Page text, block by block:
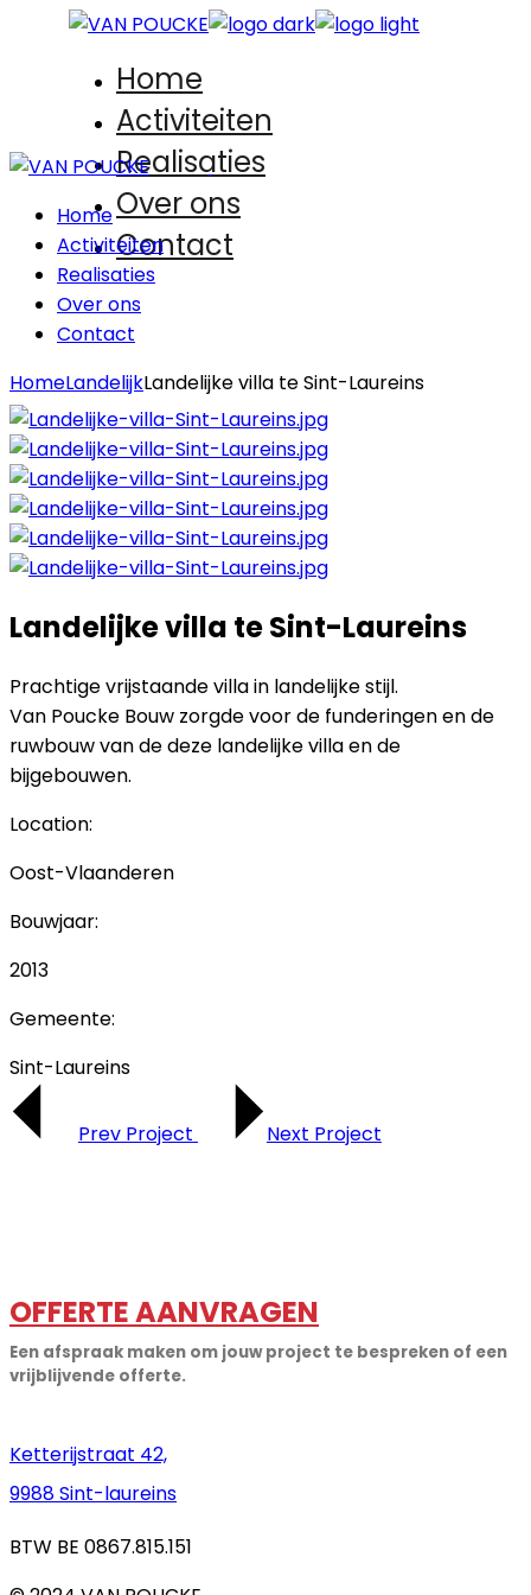
Home
Activiteiten
Realisaties
Over ons
Contact
Home
Activiteiten
Realisaties
Over ons
Contact
HomeLandelijkLandelijke villa te Sint-Laureins
Landelijke villa te Sint-Laureins
Prachtige vrijstaande villa in landelijke stijl.
Van Poucke Bouw zorgde voor de funderingen en de
ruwbouw van de deze landelijke villa en de
bijgebouwen.
Location:
Oost-Vlaanderen
Bouwjaar:
2013
Gemeente:
Sint-Laureins
Prev Project Next Project
OFFERTE AANVRAGEN
Een afspraak maken om jouw project te bespreken of een
vrijblijvende offerte.
Ketterijstraat 42,
9988 Sint-laureins
BTW BE 0867.815.151